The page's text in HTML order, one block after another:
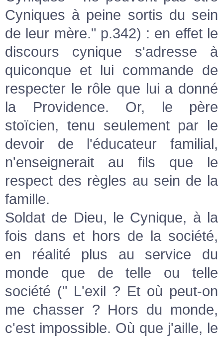
Cyniques à peine sortis du sein
de leur mère." p.342) : en effet le
discours cynique s'adresse à
quiconque et lui commande de
respecter le rôle que lui a donné
la Providence. Or, le père
stoïcien, tenu seulement par le
devoir de l'éducateur familial,
n'enseignerait au fils que le
respect des règles au sein de la
famille.
Soldat de Dieu, le Cynique, à la
fois dans et hors de la société,
en réalité plus au service du
monde que de telle ou telle
société (" L'exil ? Et où peut-on
me chasser ? Hors du monde,
c'est impossible. Où que j'aille, le